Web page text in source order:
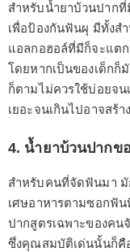
สำหรับน้ำยาบ้วนปาก
เพื่อป้องกันฟันผุ มีทั้งส
แอลกอฮอล์ที่มีก็จะแต
โดยหากเป็นของเด็กก็
ก็ตามไม่ควรใช้บ่อยจน
เยอะจนเกินไปอาจสร้า
4. น้ำยาบ้วนปากข
สำหรับคนที่จัดฟันมา มั
เศษอาหารตามซอกฟัน
ปากสูตรเฉพาะของค
ซึ่งคุณสมบัติเด่นนั้นก็คื